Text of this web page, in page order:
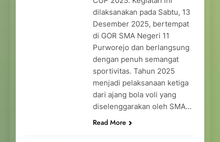
dilaksanakan pada Sabtu, 13
Desember 2025, bertempat
di GOR SMA Negeri 11
Purworejo dan berlangsung
dengan penuh semangat
sportivitas. Tahun 2025
menjadi pelaksanaan ketiga
dari ajang bola voli yang
diselenggarakan oleh SMA…
Read More